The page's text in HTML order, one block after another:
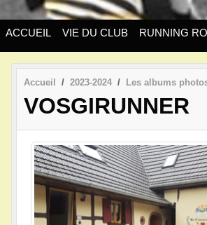
ACCUEIL VIE DU CLUB RUNNING
Accueil 2023-2024 Les albums
VOSGIRUNNER